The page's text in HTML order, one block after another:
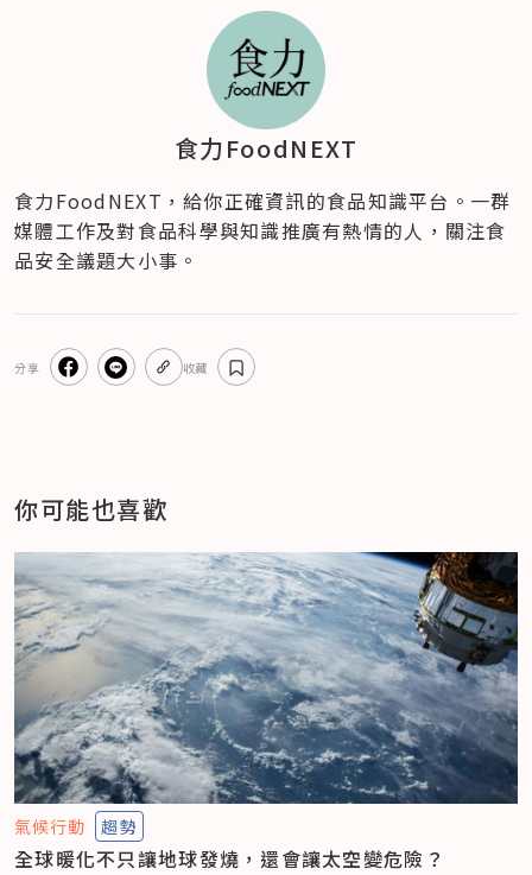
食力FoodNEXT
食力FoodNEXT，給你正確資訊的食品知識平台。一群
媒體工作及對食品科學與知識推廣有熱情的人，關注食
品安全議題大小事。
分享 收藏
你可能也喜歡
氣候行動 趨勢
全球暖化不只讓地球發燒，還會讓太空變危險？